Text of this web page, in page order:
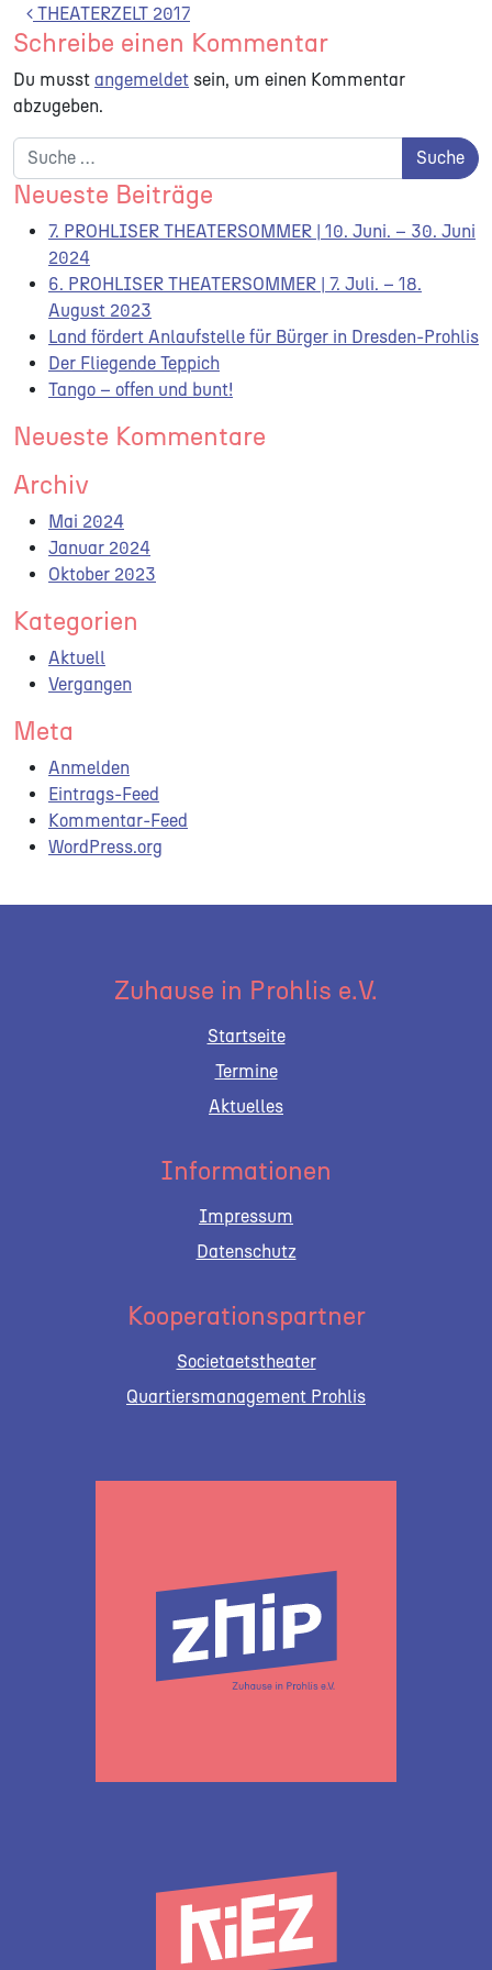
Beitrags-Navigation
THEATERZELT 2017
Schreibe einen Kommentar
Du musst angemeldet sein, um einen Kommentar
abzugeben.
Suche nach:
Neueste Beiträge
7. PROHLISER THEATERSOMMER | 10. Juni. – 30. Juni
2024
6. PROHLISER THEATERSOMMER | 7. Juli. – 18.
August 2023
Land fördert Anlaufstelle für Bürger in Dresden-Prohlis
Der Fliegende Teppich
Tango – offen und bunt!
Neueste Kommentare
Archiv
Mai 2024
Januar 2024
Oktober 2023
Kategorien
Aktuell
Vergangen
Meta
Anmelden
Eintrags-Feed
Kommentar-Feed
WordPress.org
Zuhause in Prohlis e.V.
Startseite
Termine
Aktuelles
Informationen
Impressum
Datenschutz
Kooperationspartner
Societaetstheater
Quartiersmanagement Prohlis